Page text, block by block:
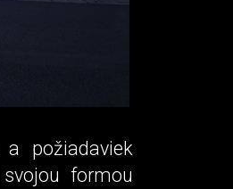
požiadaviek
formou